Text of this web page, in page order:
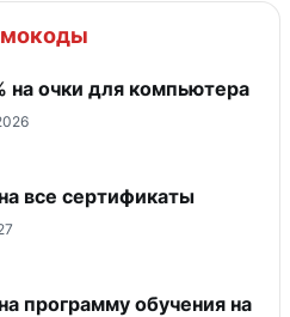
на очки для компьютера
все сертификаты
программу обучения на